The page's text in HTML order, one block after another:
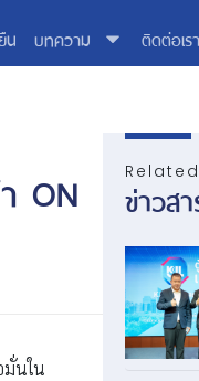
น บทความ ติดต่อเรา
ON
มั่นใน
ข่าวส